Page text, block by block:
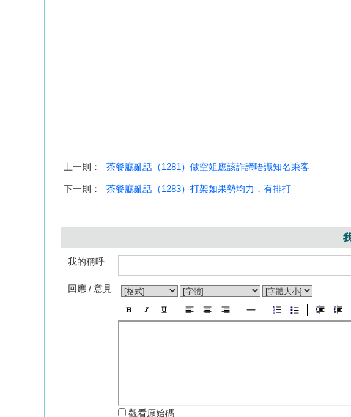
上一則： 茶餐廳亂話（1281）做空姐應該詐諦唔識知名乘客
下一則： 茶餐廳亂話（1283）打架如果勢均力，有排打
我的稱呼
回應 / 意見
觀看原始碼